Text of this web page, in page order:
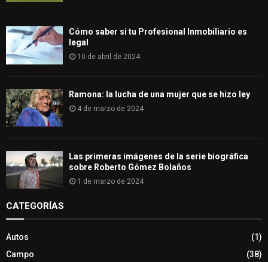
Cómo saber si tu Profesional Inmobiliario es
legal
10 de abril de 2024
Ramona: la lucha de una mujer que se hizo ley
4 de marzo de 2024
Las primeras imágenes de la serie biográfica
sobre Roberto Gómez Bolaños
1 de marzo de 2024
CATEGORÍAS
Autos
(1)
Campo
(38)